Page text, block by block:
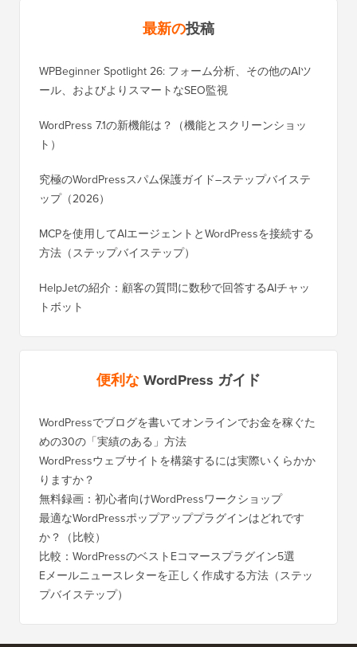
最新の投稿
WPBeginner Spotlight 26: フォーム分析、その他のAIツ
ール、およびよりスマートなSEO監視
WordPress 7.1の新機能は？（機能とスクリーンショッ
ト）
究極のWordPressスパム保護ガイド–ステップバイステ
ップ（2026）
MCPを使用してAIエージェントとWordPressを接続する
方法（ステップバイステップ）
HelpJetの紹介：顧客の質問に数秒で回答するAIチャッ
トボット
便利なWordPress ガイド
WordPressでブログを書いてオンラインでお金を稼ぐた
めの30の「実績のある」方法
WordPressウェブサイトを構築するには実際いくらかか
りますか？
無料録画：初心者向けWordPressワークショップ
最適なWordPressポップアッププラグインはどれです
か？（比較）
比較：WordPressのベストEコマースプラグイン5選